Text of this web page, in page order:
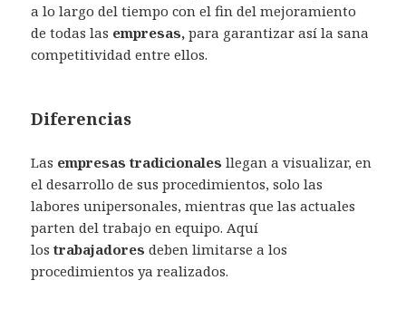
a lo largo del tiempo con el fin del mejoramiento
de todas las empresas, para garantizar así la sana
competitividad entre ellos.
Diferencias
Las empresas tradicionales llegan a visualizar, en
el desarrollo de sus procedimientos, solo las
labores unipersonales, mientras que las actuales
parten del trabajo en equipo. Aquí
los trabajadoresdeben limitarse a los
procedimientos ya realizados.